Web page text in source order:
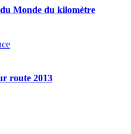
Monde du kilomètre
route 2013